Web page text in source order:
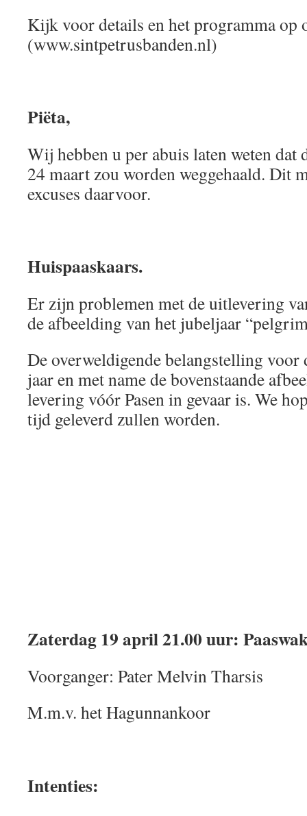
Kijk voor details en het programma op
(www.sintpetrusbanden.nl)
Piëta,
Wij hebben u per abuis laten weten dat
24 maart zou worden weggehaald. Dit
excuses daarvoor.
Huispaaskaars.
Er zijn problemen met de uitlevering
de afbeelding van het jubeljaar
De overweldigende belangstelling voor
jaar en met name de bovenstaande
levering vóór Pasen in gevaar is. We
tijd geleverd zullen worden.
Zaterdag 19 april 21.00 uur:
Voorganger: Pater Melvin Tharsis
M.m.v. het Hagunnankoor
Intenties: